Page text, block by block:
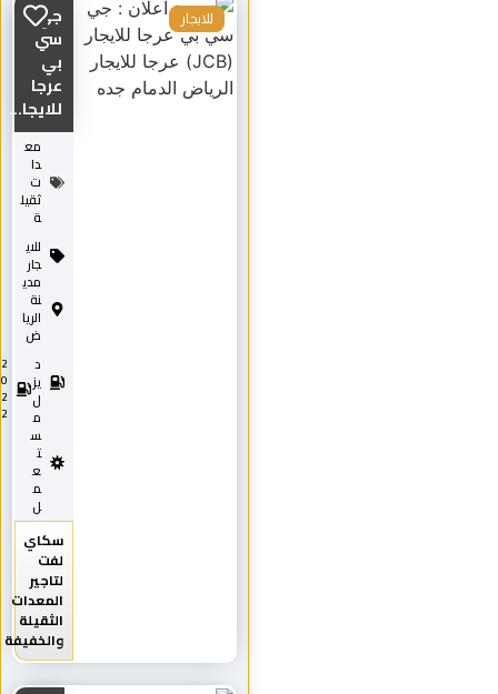
جي
سي
بي
عرجا
للايجا...
مع
دا
ت
ثقيل
ة
للاي
جار
مدي
نة
الريا
ض
د
يز
ل
م
س
ت
ع
م
ل
2
0
2
2
سكاي
لفت
لتاجير
المعدات
الثقيلة
والخفيفة
للايجار